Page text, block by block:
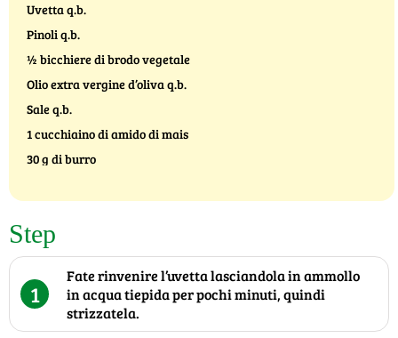
Uvetta q.b.
Pinoli q.b.
½ bicchiere di brodo vegetale
Olio extra vergine d’oliva q.b.
Sale q.b.
1 cucchiaino di amido di mais
30 g di burro
Step
1
Fate rinvenire l’uvetta lasciandola in ammollo
in acqua tiepida per pochi minuti, quindi
strizzatela.